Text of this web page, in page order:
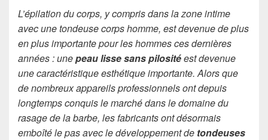
L’épilation du corps, y compris dans la zone intime
avec une tondeuse corps homme, est devenue de plus
en plus importante pour les hommes ces dernières
années : unepeau lisse sans pilositéest devenue
une caractéristique esthétique importante. Alors que
de nombreux appareils professionnels ont depuis
longtemps conquis le marché dans le domaine du
rasage de la barbe, les fabricants ont désormais
emboîté le pas avec le développement de tondeuses